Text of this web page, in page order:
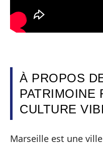
À PROPOS
PATRIMOINE
CULTURE
Marseille est une